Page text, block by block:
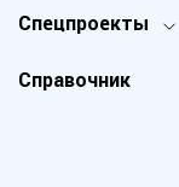
Спецпроекты
Справочник